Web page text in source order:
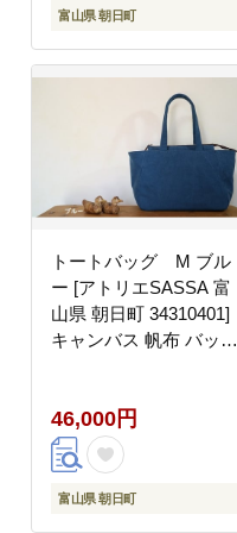
富山県 朝日町
トートバッグ M ブル
ー [アトリエSASSA 富
山県 朝日町 34310401]
キャンバス 帆布 バッグ
46,000円
富山県 朝日町